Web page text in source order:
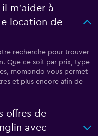
m’aider à
location de
recherche pour trouver
Que ce soit par prix, type
momondo vous permet
et plus encore afin de
offres de
avec